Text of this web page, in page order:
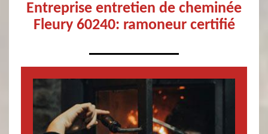
Entreprise entretien de cheminée
Fleury 60240: ramoneur certifié